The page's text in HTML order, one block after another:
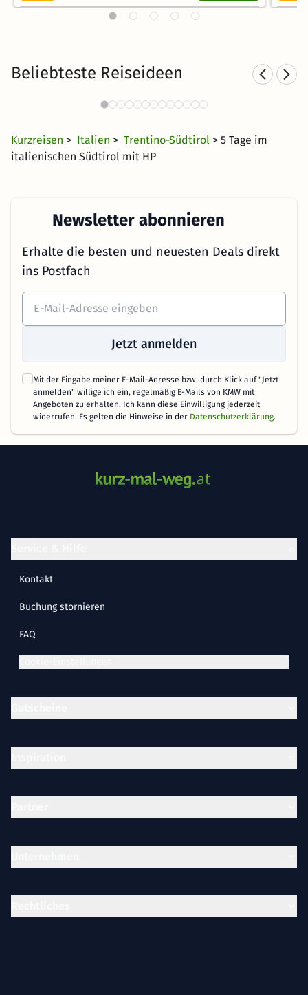
Beliebteste Reiseideen
Kurzurlaub in den Bergen
4417 Angebote
Kurzreisen > Italien > Trentino-Südtirol > 5 Tage im
italienischen Südtirol mit HP
Newsletter abonnieren
Erhalte die besten und neuesten Deals direkt
ins Postfach
Jetzt anmelden
Mit der Eingabe meiner E-Mail-Adresse bzw. durch Klick auf "Jetzt
anmelden" willige ich ein, regelmäßig E-Mails von KMW mit
Angeboten zu erhalten. Ich kann diese Einwilligung jederzeit
widerrufen. Es gelten die Hinweise in der Datenschutzerklärung.
Kontakt
Buchung stornieren
FAQ